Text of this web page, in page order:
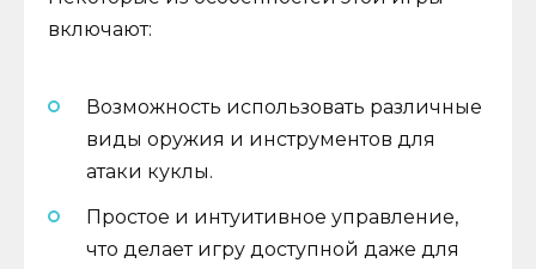
включают:
Возможность использовать различные
виды оружия и инструментов для
атаки куклы.
Простое и интуитивное управление,
что делает игру доступной даже для